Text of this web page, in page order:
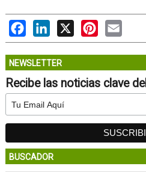
FacebookLinkedIn
X PinterestEmail
NEWSLETTER
Recibe las noticias clave
BUSCADOR